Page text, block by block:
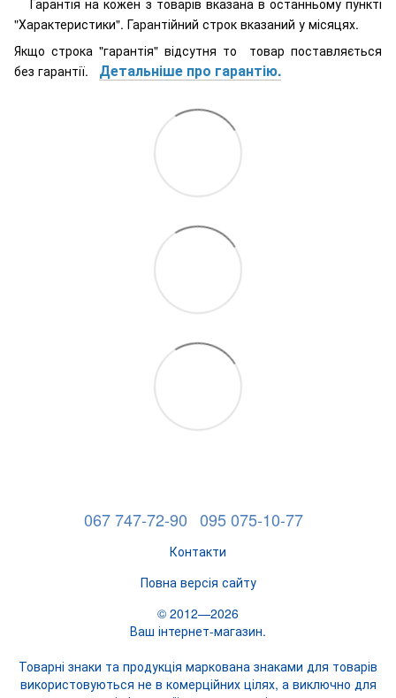
Гарантія на кожен з товарів вказана в останньому пункті
"Характеристики". Гарантійний строк вказаний у місяцях.
Якщо строка "гарантія" відсутня то товар поставляється
без гарантії. Детальніше про гарантію.
067 747-72-90 095 075-10-77
Контакти
Повна версія сайту
© 2012—2026
Ваш інтернет-магазин.
Товарні знаки та продукція маркована знаками для товарів
використовуються не в комерційних цілях, а виключно для